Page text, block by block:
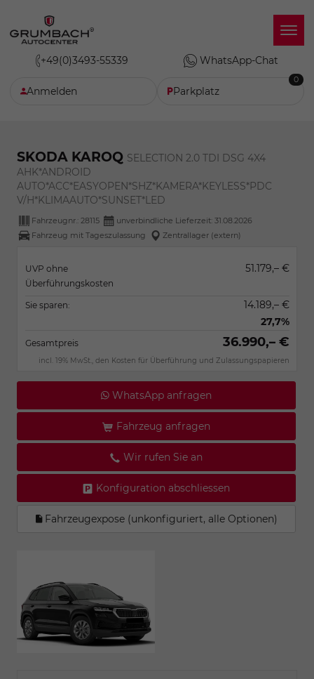
+49(0)3493-55339 WhatsApp-Chat
Anmelden Parkplatz
0
SKODA KAROQ SELECTION 2.0 TDI DSG 4X4
AHK*ANDROID
AUTO*ACC*EASYOPEN*SHZ*KAMERA*KEYLESS*PDC
V/H*KLIMAAUTO*SUNSET*LED
Fahrzeugnr.: 28115 unverbindliche Lieferzeit: 31.08.2026
Fahrzeug mit Tageszulassung
Zentrallager (extern)
UVP ohne
Überführungskosten
51.179,– €
Sie sparen:
14.189,– €
27,7%
Gesamtpreis 36.990,– €
incl. 19% MwSt., den Kosten für Überführung und Zulassungspapieren
WhatsApp anfragen
Fahrzeug anfragen
Wir rufen Sie an
Konfiguration abschliessen
Fahrzeugexpose (unkonfiguriert, alle Optionen)